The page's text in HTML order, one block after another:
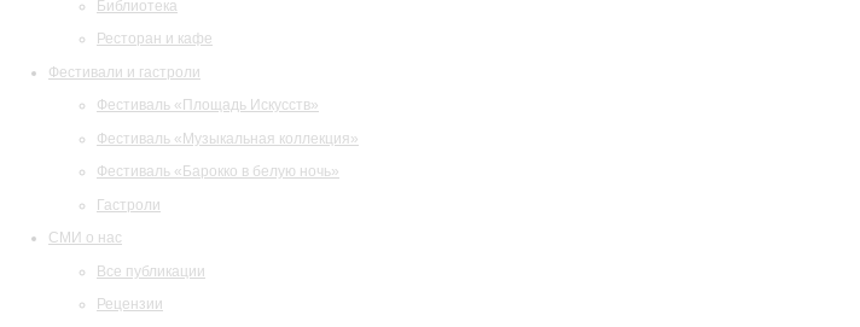
Библиотека
Ресторан и кафе
Фестивали и гастроли
Фестиваль «Площадь Искусств»
Фестиваль «Музыкальная коллекция»
Фестиваль «Барокко в белую ночь»
Гастроли
СМИ о нас
Все публикации
Рецензии